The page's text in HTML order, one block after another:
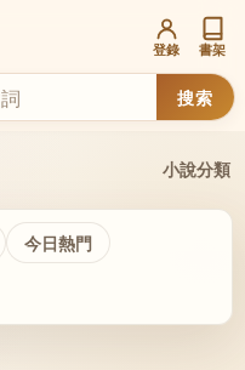
登錄 書架
搜索
小說分類
今日熱門